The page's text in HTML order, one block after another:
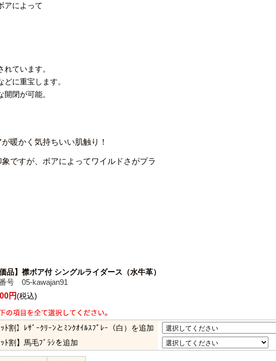
アによって
ています。
に重宝します。
閉が可能。
暖かく気持ちいい肌触り！
ですが、ボアによってワイルドさがプラ
価品】襟ボア付 シングルライダース（水牛革）
号 05-kawajan91
円 (税込)
ｯﾄ割】ﾚｻﾞｰｸﾘｰﾝとﾐﾝｸｵｲﾙｽﾌﾟﾚｰ（白）を追加
ｯﾄ割】馬毛ﾌﾞﾗｼを追加